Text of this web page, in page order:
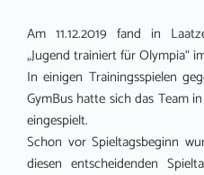
Am 11.12.2019 fand in
„Jugend trainiert für Olympia“
In einigen Trainingsspielen
GymBus hatte sich das Team
eingespielt.
Schon vor Spieltagsbeginn
diesen entscheidenden